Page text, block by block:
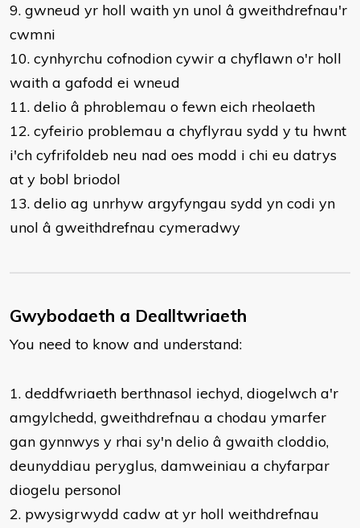
9. gwneud yr holl waith yn unol â gweithdrefnau'r
cwmni
10. cynhyrchu cofnodion cywir a chyflawn o'r holl
waith a gafodd ei wneud
11. delio â phroblemau o fewn eich rheolaeth
12. cyfeirio problemau a chyflyrau sydd y tu hwnt
i'ch cyfrifoldeb neu nad oes modd i chi eu datrys
at y bobl briodol
13. delio ag unrhyw argyfyngau sydd yn codi yn
unol â gweithdrefnau cymeradwy
Gwybodaeth a Dealltwriaeth
You need to know and understand:
​1. deddfwriaeth berthnasol iechyd, diogelwch a'r
amgylchedd, gweithdrefnau a chodau ymarfer
gan gynnwys y rhai sy'n delio â gwaith cloddio,
deunyddiau peryglus, damweiniau a chyfarpar
diogelu personol
2. pwysigrwydd cadw at yr holl weithdrefnau